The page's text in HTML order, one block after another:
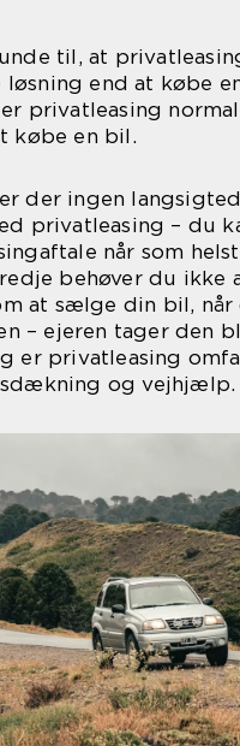
til, at
end at købe
privatleasing
købe en bil.
der ingen
privatleasing – du
når som
behøver du ikke
at sælge din bil, når
– ejeren tager den
er privatleasing
og vejhjælp.